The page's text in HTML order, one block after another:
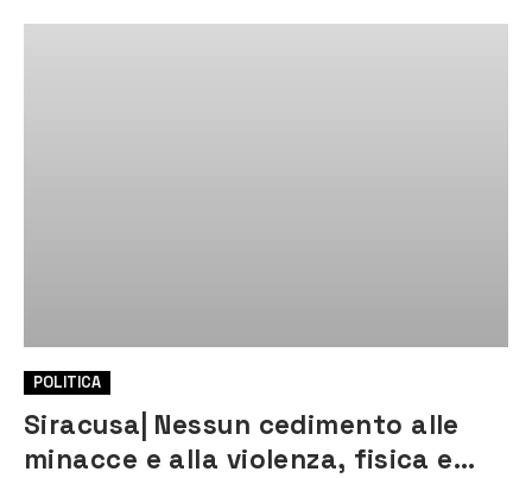
POLITICA
Siracusa| Nessun cedimento alle
minacce e alla violenza, fisica e